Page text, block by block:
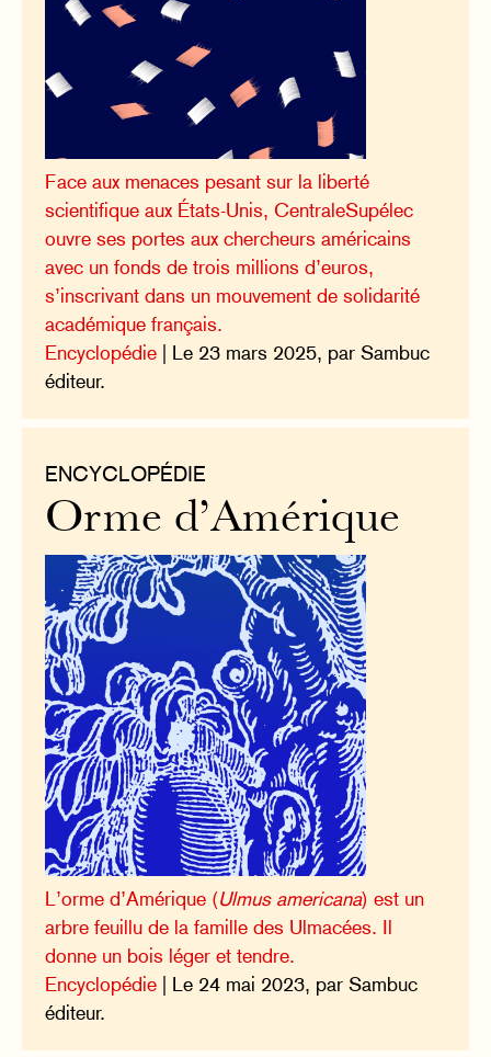
Face aux menaces pesant sur la liberté
scientifique aux États-Unis, CentraleSupélec
ouvre ses portes aux chercheurs américains
avec un fonds de trois millions d’euros,
s’inscrivant dans un mouvement de solidarité
académique français.
Encyclopédie | Le 23 mars 2025, par Sambuc
éditeur.
ENCYCLOPÉDIE
Orme d’Amérique
L’orme d’Amérique (Ulmus americana) est un
arbre feuillu de la famille des Ulmacées. Il
donne un bois léger et tendre.
Encyclopédie | Le 24 mai 2023, par Sambuc
éditeur.